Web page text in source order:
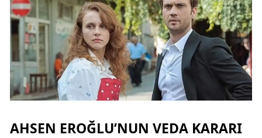
AHSEN EROĞLU’NUN VEDA KARARI